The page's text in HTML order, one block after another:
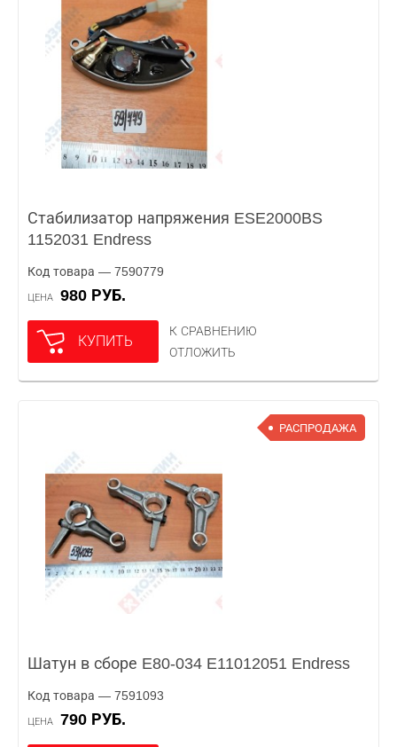
Стабилизатор напряжения ESE2000BS
1152031 Endress
Код товара — 7590779
ЦЕНА 980 РУБ.
КУПИТЬ
К СРАВНЕНИЮ
ОТЛОЖИТЬ
РАСПРОДАЖА
Шатун в сборе E80-034 E11012051 Endress
Код товара — 7591093
ЦЕНА 790 РУБ.